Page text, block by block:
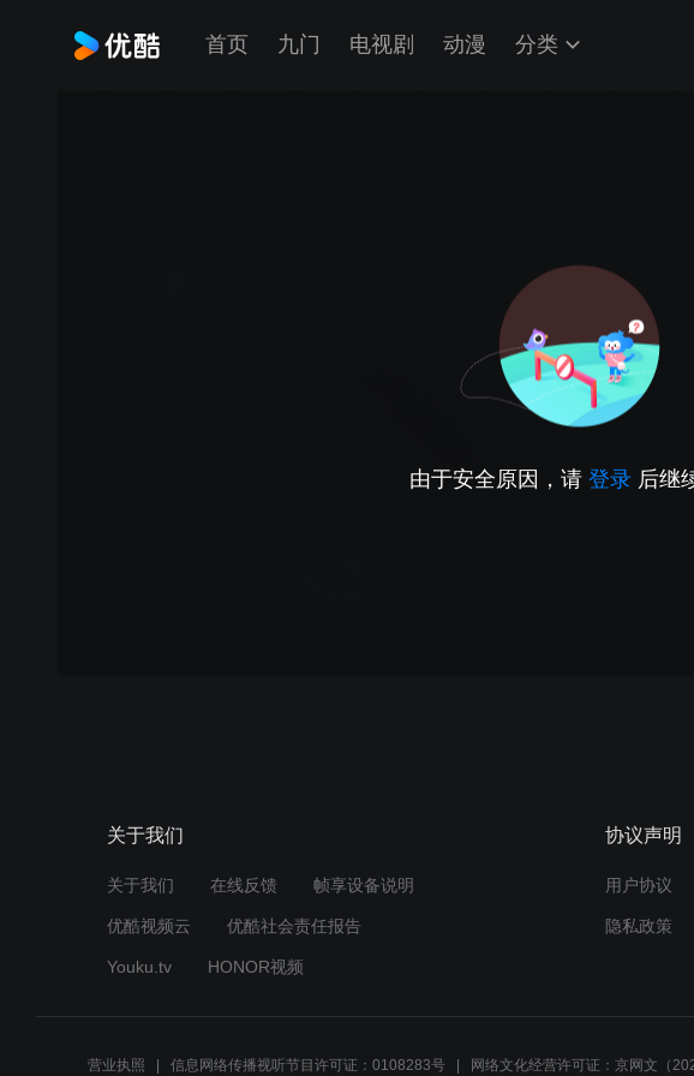
首页 九门 电视剧 动漫 分类
由于安全原因，请 登录 后继
关于我们
关于我们 在线反馈 帧享设备说明
优酷视频云 优酷社会责任报告
Youku.tv HONOR视频
协议声明
用户协议
隐私政策
营业执照 信息网络传播视听节目许可证：0108283号 网络文化经营许可证：京网文（